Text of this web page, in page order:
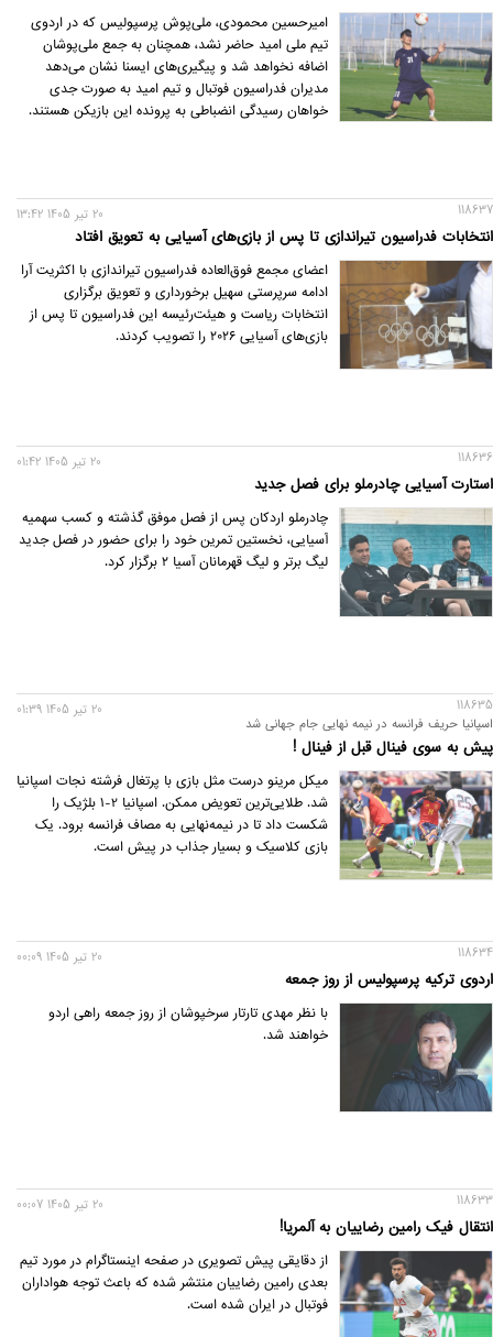
امیرحسین محمودی، ملی‌پوش پرسپولیس که در اردوی
تیم ملی امید حاضر نشد، همچنان به جمع ملی‌پوشان
اضافه نخواهد شد و پیگیری‌های ایسنا نشان می‌دهد
مدیران فدراسیون فوتبال و تیم امید به صورت جدی
خواهان رسیدگی انضباطی به پرونده این بازیکن هستند.
118637
انتخابات فدراسیون تیراندازی تا پس از بازی‌های آسیایی به تعویق افتاد
20 تير 1405 13:42
اعضای مجمع فوق‌العاده فدراسیون تیراندازی با اکثریت آرا
ادامه سرپرستی سهیل برخورداری و تعویق برگزاری
انتخابات ریاست و هیئت‌رئیسه این فدراسیون تا پس از
بازی‌های آسیایی ۲۰۲۶ را تصویب کردند.
118636
استارت آسیایی چادرملو برای فصل جدید
20 تير 1405 01:42
چادرملو اردکان پس از فصل موفق گذشته و کسب سهمیه
آسیایی، نخستین تمرین خود را برای حضور در فصل جدید
لیگ برتر و لیگ قهرمانان آسیا ۲ برگزار کرد.
118635
اسپانیا حریف فرانسه در نیمه نهایی جام جهانی شد
پیش به سوی فینال قبل از فینال !
20 تير 1405 01:39
میکل مرینو درست مثل بازی با پرتغال فرشته نجات اسپانیا
شد. طلایی‌ترین تعویض ممکن. اسپانیا 2-1 بلژیک را
شکست داد تا در نیمه‌نهایی به مصاف فرانسه برود. یک
بازی کلاسیک و بسیار جذاب در پیش است.
118634
اردوی ترکیه پرسپوليس از روز جمعه
20 تير 1405 00:09
با نظر مهدی تارتار سرخپوشان از روز جمعه راهی اردو
خواهند شد.
118633
انتقال فیک رامین رضاییان به آلمریا!
20 تير 1405 00:07
از دقایقی پیش تصویری در صفحه اینستاگرام در مورد تیم
بعدی رامین رضاییان منتشر شده که باعث توجه هواداران
فوتبال در ایران شده است.